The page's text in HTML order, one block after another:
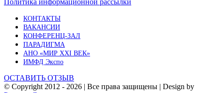
Политика информационной рассылки
КОНТАКТЫ
ВАКАНСИИ
КОНФЕРЕНЦ-ЗАЛ
ПАРАДИГМА
АНО «МИР XXI ВЕК»
ИМФД Экспо
ОСТАВИТЬ ОТЗЫВ
© Copyright 2012 - 2026 | Все права защищены | Design by